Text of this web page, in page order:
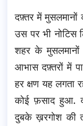
दफ़्तर में
उस पर भी नोटिस
शहर के
आभास दफ़्तरों में
हर क्षण यह लगता
कोई फ़साद हुआ.
दुबके ख़रगोश